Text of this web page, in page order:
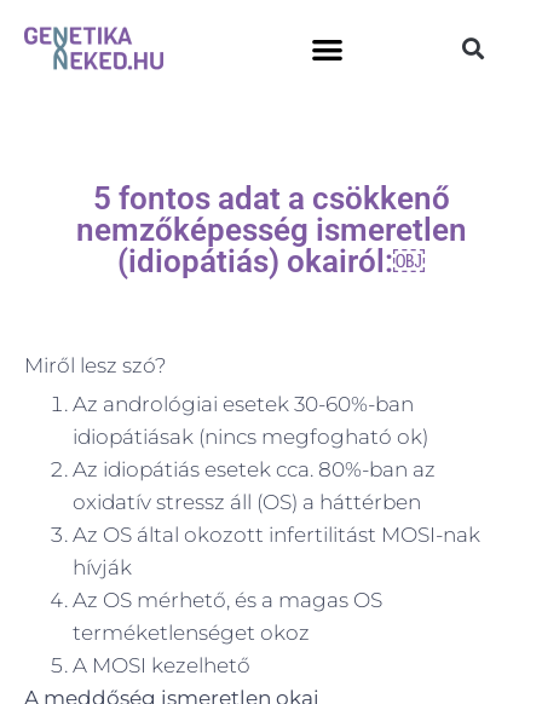
5 fontos adat a csökkenő
nemzőképesség ismeretlen
(idiopátiás) okairól:￼
Miről lesz szó?
Az andrológiai esetek 30-60%-ban
idiopátiásak (nincs megfogható ok)
Az idiopátiás esetek cca. 80%-ban az
oxidatív stressz áll (OS) a háttérben
Az OS által okozott infertilitást MOSI-nak
hívják
Az OS mérhető, és a magas OS
terméketlenséget okoz
A MOSI kezelhető
A meddőség ismeretlen okai